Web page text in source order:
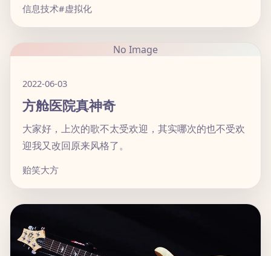
信息技术#虚拟化
No Image
2022-06-03
方舱医院真神奇
大家好，上次的歌不太受欢迎，其实哪次的也不受欢
迎我又改回原来风格了。
贻笑大方